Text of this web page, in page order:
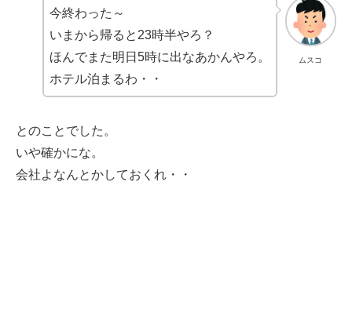
ムスコ
今終わった～
いまから帰ると23時半やろ？
ほんでまた明日5時に出なあかんやろ。
ホテル泊まるわ・・
とのことでした。
いや確かにな。
会社よなんとかしておくれ・・